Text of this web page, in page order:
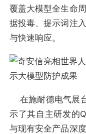
覆盖大模型全生命
据投毒、提示词注
与快速响应。
在施耐德电气展
示了其自主研发的
与现有安全产品深